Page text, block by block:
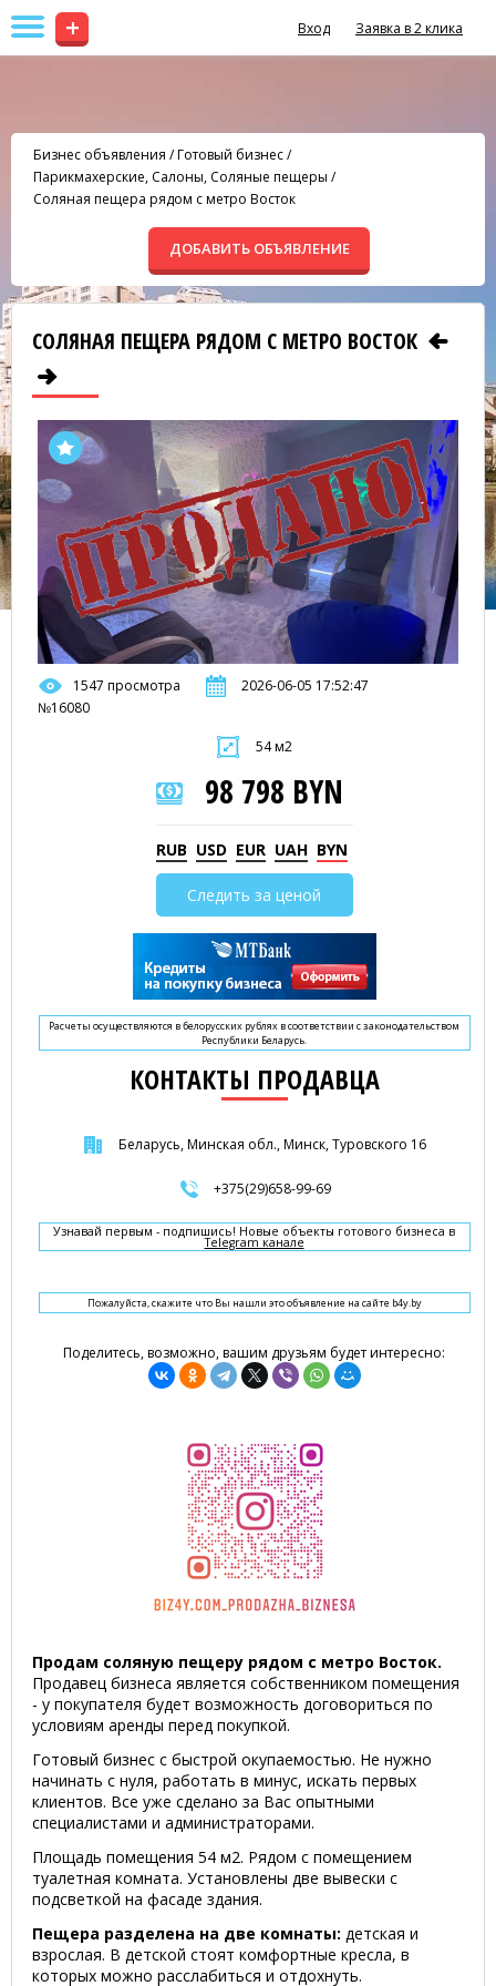
+ Вход Заявка в 2 клика
Бизнес объявления /Готовый бизнес/
Парикмахерские, Салоны, Соляные пещеры /
Соляная пещера рядом с метро Восток
ДОБАВИТЬ ОБЪЯВЛЕНИЕ
СОЛЯНАЯ ПЕЩЕРА РЯДОМ С МЕТРО ВОСТОК
1547 просмотра
2026-06-05 17:52:47
№16080
54 м2
98 798 BYN
RUB USD EUR UAH BYN
Следить за ценой
Расчеты осуществляются в белорусских рублях в соответствии с законодательством
Республики Беларусь.
КОНТАКТЫ ПРОДАВЦА
Беларусь, Минская обл., Минск, Туровского 16
+375(29)658-99-69
Узнавай первым - подпишись! Новые объекты готового бизнеса в
Telegram канале
Пожалуйста, скажите что Вы нашли это объявление на сайте b4y.by
Поделитесь, возможно, вашим друзьям будет интересно:
Продам соляную пещеру рядом с метро Восток.
Продавец бизнеса является собственником помещения
- у покупателя будет возможность договориться по
условиям аренды перед покупкой.
Готовый бизнес с быстрой окупаемостью. Не нужно
начинать с нуля, работать в минус, искать первых
клиентов. Все уже сделано за Вас опытными
специалистами и администраторами.
Площадь помещения 54 м2. Рядом с помещением
туалетная комната. Установлены две вывески с
подсветкой на фасаде здания.
Пещера разделена на две комнаты: детская и
взрослая. В детской стоят комфортные кресла, в
которых можно расслабиться и отдохнуть.